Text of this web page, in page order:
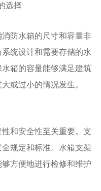
选择
防水箱的尺寸和容量非
统设计和需要存储的水
箱的容量能够满足建筑
或过小的情况发生。
和安全性至关重要。支
规定和标准。水箱支架
方便地进行检修和维护